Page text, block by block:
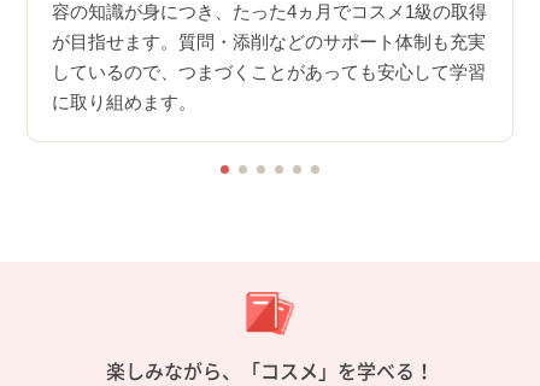
容の知識が身につき、たった4ヵ月でコスメ1級の取得
が目指せます。質問・添削などのサポート体制も充実
しているので、つまづくことがあっても安心して学習
に取り組めます。
楽しみながら、「コスメ」を学べる！